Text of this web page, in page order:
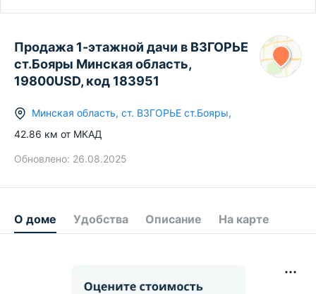
Продажа 1-этажной дачи в ВЗГОРЬЕ
ст.Бояры Минская область,
19800USD, код 183951
Минская область, ст. ВЗГОРЬЕ ст.Бояры,
42.86 км от МКАД
Обновлено: 26.08.2025
О доме Удобства Описание На карте